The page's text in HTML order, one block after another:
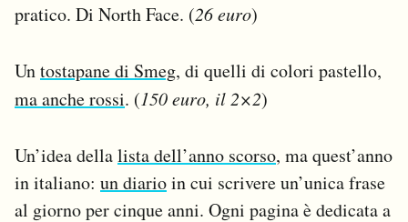
pratico. Di North Face. (26 euro)
Untostapane di Smeg, di quelli di colori pastello,
ma anche rossi. (150 euro, il 2×2)
Un’idea dellalista dell’anno scorso, ma quest’anno
in italiano: un diarioin cui scrivere un’unica frase
al giorno per cinque anni. Ogni pagina è dedicata a